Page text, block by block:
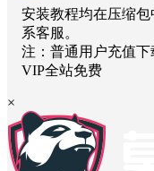
安装教程均在压缩
系客服。
注：普通用户充值下
VIP全站免费
×